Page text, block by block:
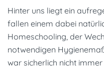
Hinter uns liegt ein
fallen einem dabei
Homeschooling, der
notwendigen
war sicherlich nicht